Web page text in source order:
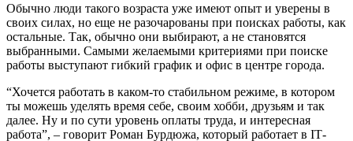
Обычно люди такого возраста уже имеют опыт и уверены в
своих силах, но еще не разочарованы при поисках работы, как
остальные. Так, обычно они выбирают, а не становятся
выбранными. Самыми желаемыми критериями при поиске
работы выступают гибкий график и офис в центре города.
“Хочется работать в каком-то стабильном режиме, в котором
ты можешь уделять время себе, своим хобби, друзьям и так
далее. Ну и по сути уровень оплаты труда, и интересная
работа”, – говорит Роман Бурдюжа, который работает в ІТ-